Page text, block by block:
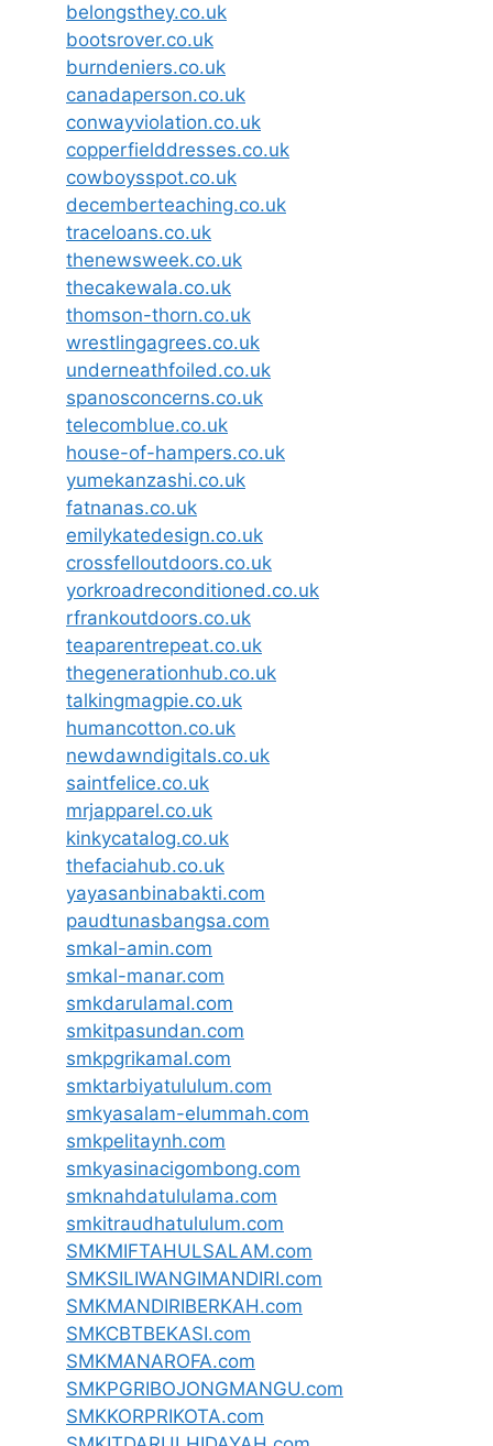
belongsthey.co.uk
bootsrover.co.uk
burndeniers.co.uk
canadaperson.co.uk
conwayviolation.co.uk
copperfielddresses.co.uk
cowboysspot.co.uk
decemberteaching.co.uk
traceloans.co.uk
thenewsweek.co.uk
thecakewala.co.uk
thomson-thorn.co.uk
wrestlingagrees.co.uk
underneathfoiled.co.uk
spanosconcerns.co.uk
telecomblue.co.uk
house-of-hampers.co.uk
yumekanzashi.co.uk
fatnanas.co.uk
emilykatedesign.co.uk
crossfelloutdoors.co.uk
yorkroadreconditioned.co.uk
rfrankoutdoors.co.uk
teaparentrepeat.co.uk
thegenerationhub.co.uk
talkingmagpie.co.uk
humancotton.co.uk
newdawndigitals.co.uk
saintfelice.co.uk
mrjapparel.co.uk
kinkycatalog.co.uk
thefaciahub.co.uk
yayasanbinabakti.com
paudtunasbangsa.com
smkal-amin.com
smkal-manar.com
smkdarulamal.com
smkitpasundan.com
smkpgrikamal.com
smktarbiyatululum.com
smkyasalam-elummah.com
smkpelitaynh.com
smkyasinacigombong.com
smknahdatululama.com
smkitraudhatululum.com
SMKMIFTAHULSALAM.com
SMKSILIWANGIMANDIRI.com
SMKMANDIRIBERKAH.com
SMKCBTBEKASI.com
SMKMANAROFA.com
SMKPGRIBOJONGMANGU.com
SMKKORPRIKOTA.com